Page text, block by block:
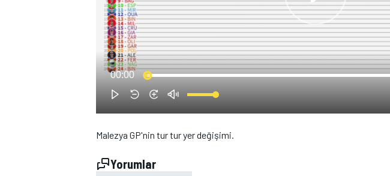
WORLD SUPERBIKE
00:00
Malezya GP'nin tur tur yer değişimi.
Yorumlar